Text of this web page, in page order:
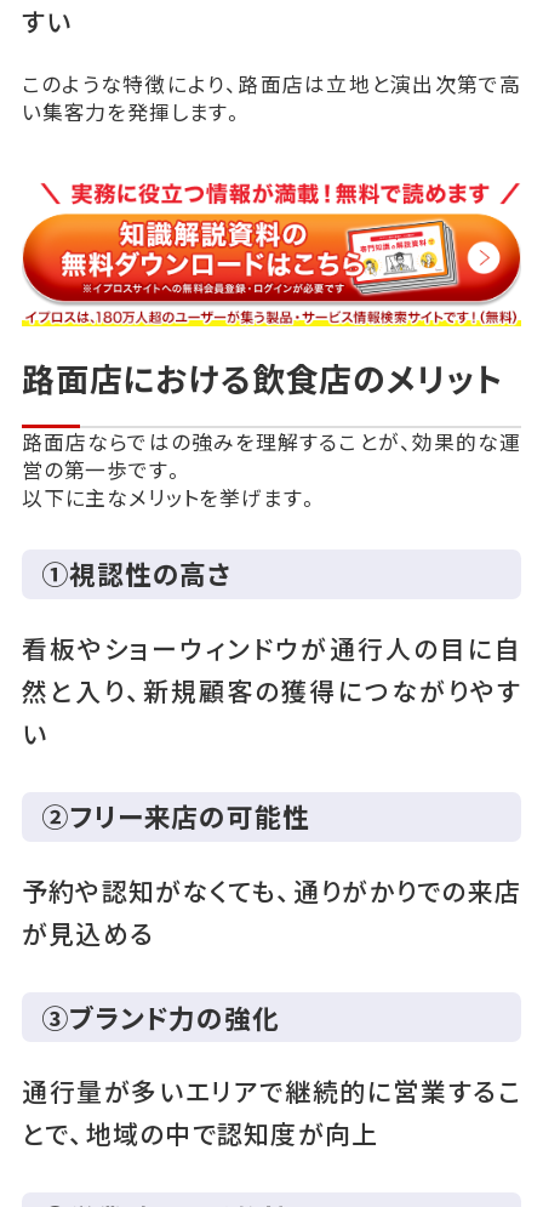
すい
このような特徴により、路面店は立地と演出次第で高
い集客力を発揮します。
路面店における飲食店のメリット
路面店ならではの強みを理解することが、効果的な運
営の第一歩です。
以下に主なメリットを挙げます。
①視認性の高さ
看板やショーウィンドウが通行人の目に自
然と入り、新規顧客の獲得につながりやす
い
②フリー来店の可能性
予約や認知がなくても、通りがかりでの来店
が見込める
③ブランド力の強化
通行量が多いエリアで継続的に営業するこ
とで、地域の中で認知度が向上